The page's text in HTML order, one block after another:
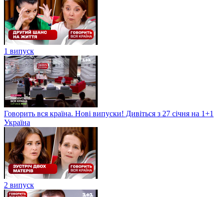
1 випуск
Говорить вся країна. Нові випуски! Дивіться з 27 січня на 1+1
Україна
2 випуск